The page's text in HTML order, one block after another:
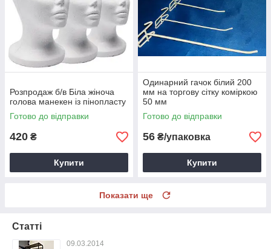
Розпродаж б/в Біла жіноча
голова манекен із пінопласту
Готово до відправки
420 ₴
Купити
Одинарний гачок білий 200
мм на торгову сітку коміркою
50 мм
Готово до відправки
56 ₴/упаковка
Купити
Показати ще
Статті
09.03.2014